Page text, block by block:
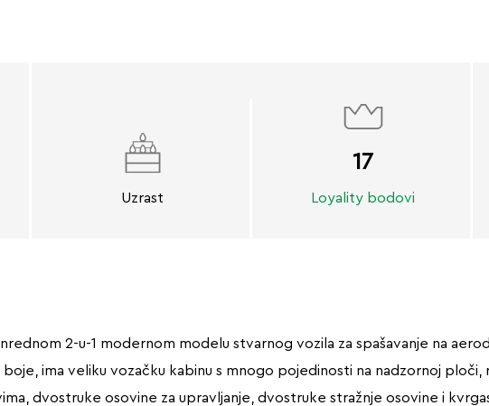
Uzrast
17
Loyality bodovi
2-u-1 modernom modelu stvarnog vozila za spašavanje na
ima veliku vozačku kabinu s mnogo pojedinosti na nadzornoj
dvostruke osovine za upravljanje, dvostruke stražnje osovine i